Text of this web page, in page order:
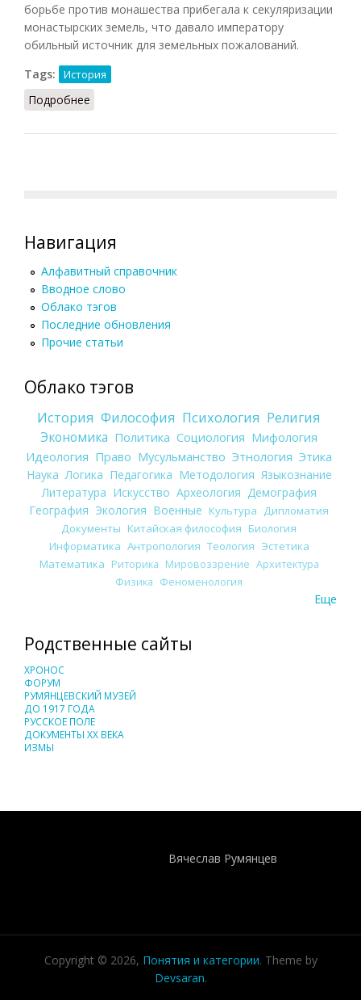
борьбе против монашества прибегала к секуляризации
монастырских земель, что давало императору
обильный источник для земельных пожалований.
Tags:
История
Подробнее
Навигация
Алфавитный справочник
Вводное слово
Облако тэгов
Последние обновления
Прочие статьи
Облако тэгов
История Философия Психология Религия
Экономика Политика Социология Мифология
Идеология Право Мусульманство Этнология Этика
Наука Логика Педагогика Методология Языкознание
Литература Искусство Археология Демография
География Экология Военные Культура
Дипломатия
Документы Китайская философия Биология
Информатика Антропология Теология Эстетика
Математика Риторика Мировоззрение Архитектура
Физика Феноменология
Еще
Родственные сайты
ХРОНОС
ФОРУМ
РУМЯНЦЕВСКИЙ МУЗЕЙ
ДО 1917 ГОДА
РУССКОЕ ПОЛЕ
ДОКУМЕНТЫ XX ВЕКА
ИЗМЫ
Вячеслав Румянцев
Copyright © 2026, Понятия и категории. Theme by
Devsaran.